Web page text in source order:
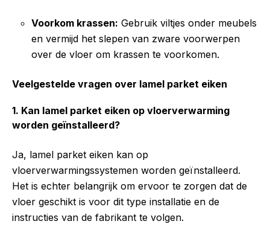
Voorkom krassen: Gebruik viltjes onder meubels
en vermijd het slepen van zware voorwerpen
over de vloer om krassen te voorkomen.
Veelgestelde vragen over lamel parket eiken
1. Kan lamel parket eiken op vloerverwarming
worden geïnstalleerd?
Ja, lamel parket eiken kan op
vloerverwarmingssystemen worden geïnstalleerd.
Het is echter belangrijk om ervoor te zorgen dat de
vloer geschikt is voor dit type installatie en de
instructies van de fabrikant te volgen.